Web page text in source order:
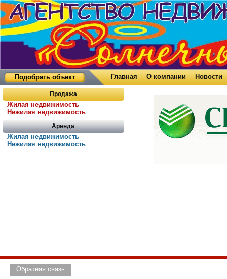
Подобрать объект Главная О компании Новости
Продажа
Жилая недвижимость
Нежилая недвижимость
Аренда
Жилая недвижимость
Нежилая недвижимость
Обратная связь